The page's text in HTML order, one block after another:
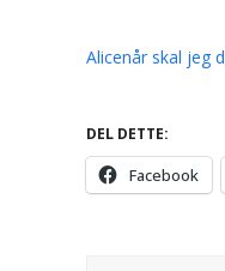
Alicenår skal jeg
DEL DETTE:
Facebook